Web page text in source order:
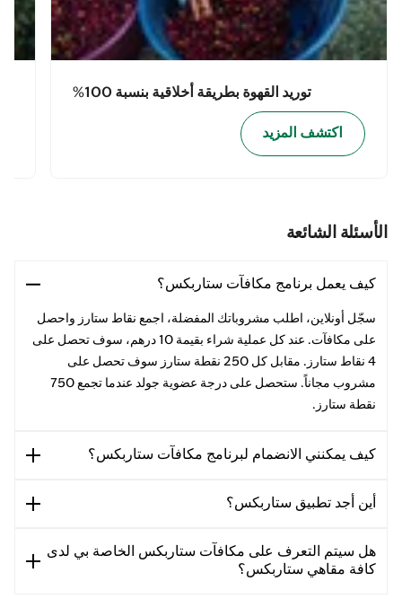
توريد القهوة بطريقة أخلاقية بنسبة 100%
اكتشف المزيد
الأسئلة الشائعة
كيف يعمل برنامج مكافآت ستاربكس؟
سجّل أونلاين، اطلب مشروباتك المفضلة، اجمع نقاط ستارز واحصل
على مكافآت. عند كل عملية شراء بقيمة 10 درهم، سوف تحصل على
4 نقاط ستارز. مقابل كل 250 نقطة ستارز سوف تحصل على
مشروب مجاناً. ستحصل على درجة عضوية جولد عندما تجمع 750
نقطة ستارز.
كيف يمكنني الانضمام لبرنامج مكافآت ستاربكس؟
أين أجد تطبيق ستاربكس؟
هل سيتم التعرف على مكافآت ستاربكس الخاصة بي لدى
كافة مقاهي ستاربكس؟